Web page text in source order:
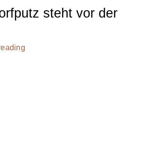
steht vor der